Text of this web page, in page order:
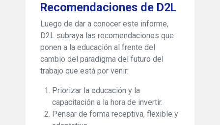
Recomendaciones de D2L
Luego de dar a conocer este informe,
D2L subraya las recomendaciones que
ponen a la educación al frente del
cambio del paradigma del futuro del
trabajo que está por venir:
Priorizar la educación y la
capacitación a la hora de invertir.
Pensar de forma receptiva, flexible y